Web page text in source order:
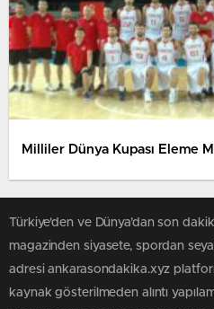
Milliler Dünya Kupası Eleme
Türkiye'den ve Dünya’dan son
magazinden siyasete, spordan
adresi ankarasondakika.xyz
kaynak gösterilmeden alıntı